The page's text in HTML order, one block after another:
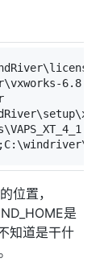
6.8
位置，
是
知道是干什